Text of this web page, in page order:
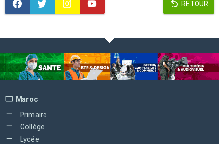
RETOUR
Maroc
Primaire
Collège
Lycée